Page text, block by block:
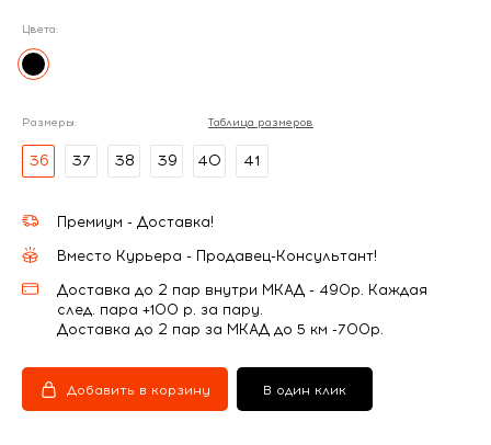
Цвета:
Размеры: Таблица размеров
36 37 38 39 40 41
Премиум - Доставка!
Вместо Курьера - Продавец-Консультант!
Доставка до 2 пар внутри МКАД - 490р. Каждая
след. пара +100 р. за пару.
Доставка до 2 пар за МКАД до 5 км -700р.
Добавить в корзину В один клик